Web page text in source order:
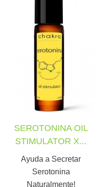
SEROTONINA OIL
STIMULATOR X...
Ayuda a Secretar
Serotonina
Naturalmente!